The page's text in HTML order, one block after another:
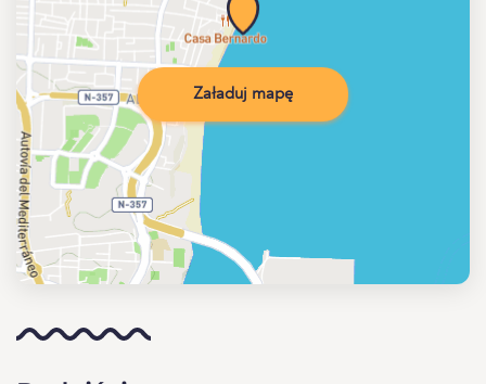
Załaduj mapę